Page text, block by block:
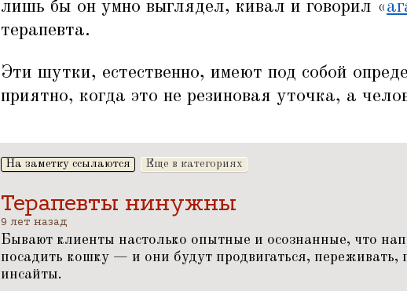
лишь бы он умно выглядел, кивал и говорил «
терапевта.
Эти шутки, естественно, имеют под собой
приятно, когда это не резиновая уточка, а
На заметку ссылаются Еще в категориях
Терапевты нинужны
9 лет назад
Бывают клиенты настолько опытные и осознанные, что
посадить кошку — и они будут продвигаться, переживать,
инсайты.